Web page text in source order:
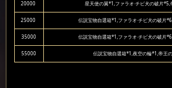
20000 星天使の翼*1,ファラオ·チビ犬の破片
25000 伝説宝物自選箱*1,ファラオ·チビ犬の破片
35000 伝説宝物自選箱*1,ファラオ·チビ犬の破片
55000 伝説宝物自選箱*1,夜空の輪*1,帝王